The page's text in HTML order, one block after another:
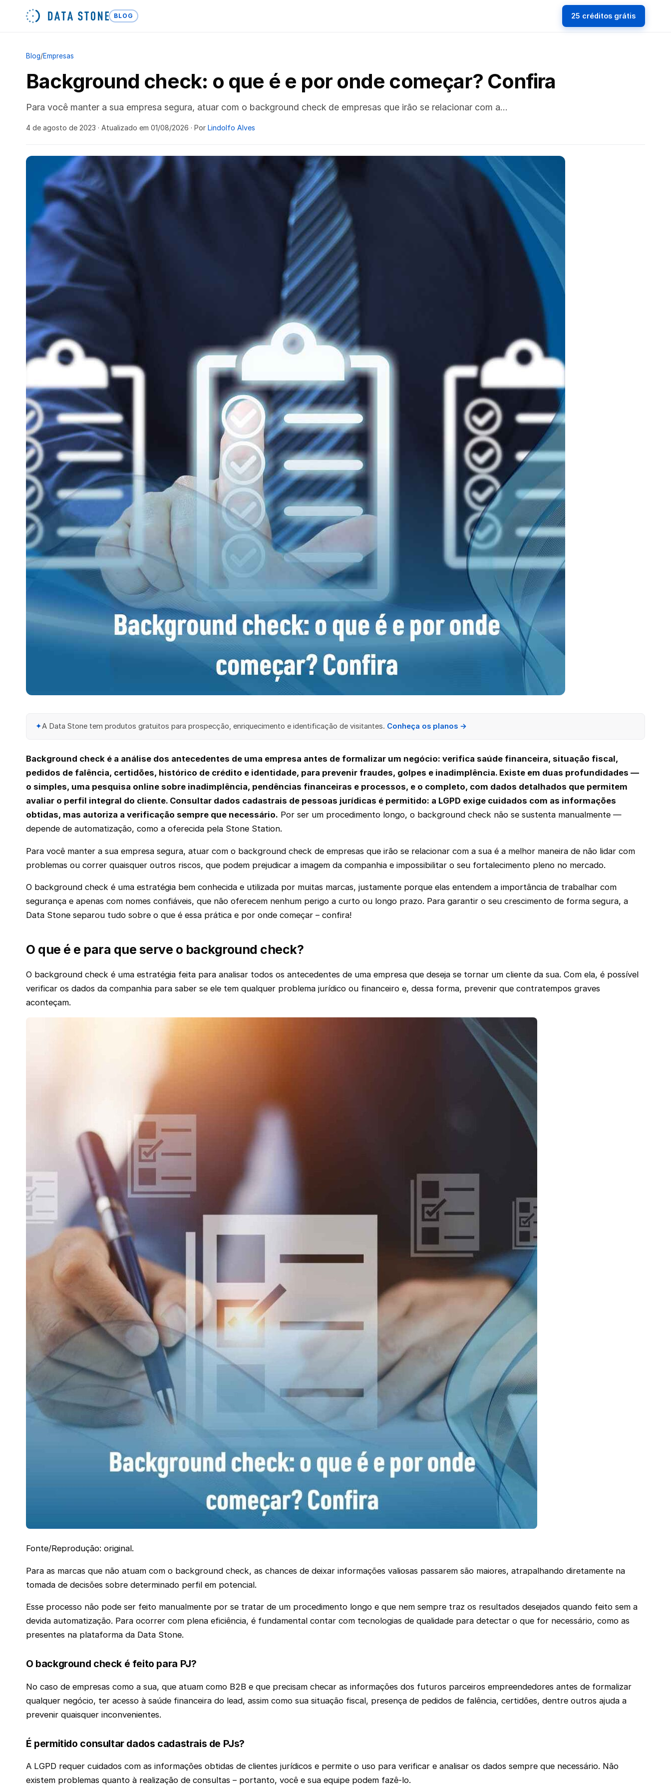
BLOG 25 créditos grátis
Blog/Empresas
Background check: o que é e por onde começar? Confira
Para você manter a sua empresa segura, atuar com o background check de empresas que irão se relacionar com a…
4 de agosto de 2023 · Atualizado em 01/08/2026 · Por Lindolfo Alves
✦A Data Stone tem produtos gratuitos para prospecção, enriquecimento e identificação de visitantes. Conheça os planos →
Background check é a análise dos antecedentes de uma empresa antes de formalizar um negócio: verifica saúde financeira, situação fiscal,
pedidos de falência, certidões, histórico de crédito e identidade, para prevenir fraudes, golpes e inadimplência. Existe em duas profundidades —
o simples, uma pesquisa online sobre inadimplência, pendências financeiras e processos, e o completo, com dados detalhados que permitem
avaliar o perfil integral do cliente. Consultar dados cadastrais de pessoas jurídicas é permitido: a LGPD exige cuidados com as informações
obtidas, mas autoriza a verificação sempre que necessário. Por ser um procedimento longo, o background check não se sustenta manualmente —
depende de automatização, como a oferecida pela Stone Station.
Para você manter a sua empresa segura, atuar com o background check de empresas que irão se relacionar com a sua é a melhor maneira de não lidar com
problemas ou correr quaisquer outros riscos, que podem prejudicar a imagem da companhia e impossibilitar o seu fortalecimento pleno no mercado.
O background check é uma estratégia bem conhecida e utilizada por muitas marcas, justamente porque elas entendem a importância de trabalhar com
segurança e apenas com nomes confiáveis, que não oferecem nenhum perigo a curto ou longo prazo. Para garantir o seu crescimento de forma segura, a
Data Stone separou tudo sobre o que é essa prática e por onde começar – confira!
O que é e para que serve o background check?
O background check é uma estratégia feita para analisar todos os antecedentes de uma empresa que deseja se tornar um cliente da sua. Com ela, é possível
verificar os dados da companhia para saber se ele tem qualquer problema jurídico ou financeiro e, dessa forma, prevenir que contratempos graves
aconteçam.
Fonte/Reprodução: original.
Para as marcas que não atuam com o background check, as chances de deixar informações valiosas passarem são maiores, atrapalhando diretamente na
tomada de decisões sobre determinado perfil em potencial.
Esse processo não pode ser feito manualmente por se tratar de um procedimento longo e que nem sempre traz os resultados desejados quando feito sem a
devida automatização. Para ocorrer com plena eficiência, é fundamental contar com tecnologias de qualidade para detectar o que for necessário, como as
presentes na plataforma da Data Stone.
O background check é feito para PJ?
No caso de empresas como a sua, que atuam como B2B e que precisam checar as informações dos futuros parceiros empreendedores antes de formalizar
qualquer negócio, ter acesso à saúde financeira do lead, assim como sua situação fiscal, presença de pedidos de falência, certidões, dentre outros ajuda a
prevenir quaisquer inconvenientes.
É permitido consultar dados cadastrais de PJs?
A LGPD requer cuidados com as informações obtidas de clientes jurídicos e permite o uso para verificar e analisar os dados sempre que necessário. Não
existem problemas quanto à realização de consultas – portanto, você e sua equipe podem fazê-lo.